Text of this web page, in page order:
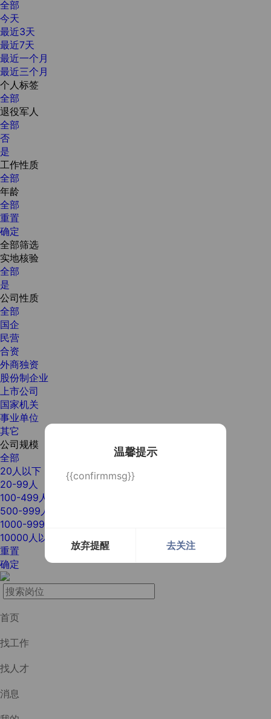
温馨提示
{{confirmmsg}}
放弃提醒 去关注
全部
今天
最近3天
最近7天
最近一个月
最近三个月
个人标签
全部
退役军人
全部
否
是
工作性质
全部
年龄
全部
重置
确定
全部筛选
实地核验
全部
是
公司性质
全部
国企
民营
合资
外商独资
股份制企业
上市公司
国家机关
事业单位
其它
公司规模
全部
20人以下
20-99人
100-499人
500-999人
1000-9999人
10000人以上
重置
确定
首页
找工作
找人才
消息